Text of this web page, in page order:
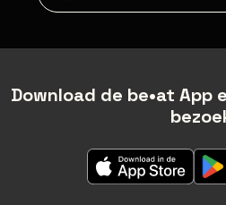
Download de be•at App